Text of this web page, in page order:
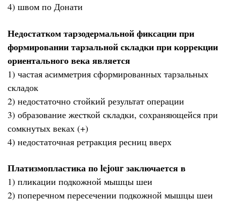
4) швом по Донати
Недостатком тарзодермальной фиксации при
формировании тарзальной складки при коррекции
ориентального века является
1) частая асимметрия сформированных тарзальных
складок
2) недостаточно стойкий результат операции
3) образование жесткой складки, сохраняющейся при
сомкнутых веках (+)
4) недостаточная ретракция ресниц вверх
Платизмопластика по lejour заключается в
1) пликации подкожной мышцы шеи
2) поперечном пересечении подкожной мышцы шеи